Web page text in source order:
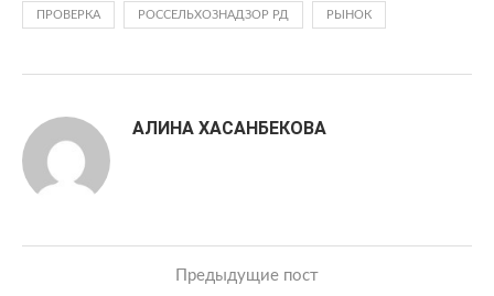
ПРОВЕРКА РОССЕЛЬХОЗНАДЗОР РД РЫНОК
АЛИНА ХАСАНБЕКОВА
Предыдущие пост